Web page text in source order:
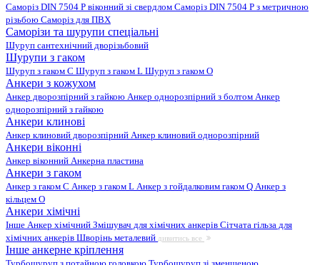
Саморіз DIN 7504 P віконний зі свердлом Саморіз DIN 7504 P з метричною
різьбою Саморіз для ПВХ
Саморізи та шурупи спеціальні
Шуруп сантехнічний дворізьбовий
Шурупи з гаком
Шуруп з гаком C Шуруп з гаком L Шуруп з гаком O
Анкери з кожухом
Анкер дворозпірний з гайкою Анкер однорозпірний з болтом Анкер
однорозпірний з гайкою
Анкери клинові
Анкер клиновий дворозпірний Анкер клиновий однорозпірний
Анкери віконні
Анкер віконний Анкерна пластина
Анкери з гаком
Анкер з гаком C Анкер з гаком L Анкер з гойдалковим гаком Q Анкер з
кільцем O
Анкери хімічні
Інше Анкер хімічний Змішувач для хімічних анкерів Сітчата гільза для
хімічних анкерів Шворінь металевий дивитись все
Інше анкерне кріплення